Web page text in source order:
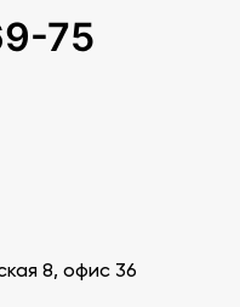
75
8, офис 36